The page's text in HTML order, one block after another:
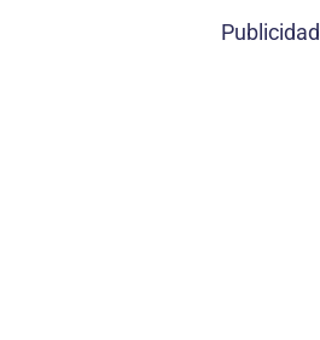
Publicidad